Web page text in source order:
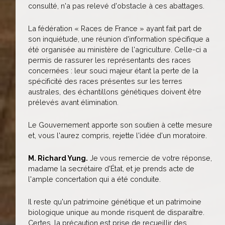
consulté, n'a pas relevé d'obstacle à ces abattages.
La fédération « Races de France » ayant fait part de
son inquiétude, une réunion d'information spécifique a
été organisée au ministère de l'agriculture. Celle-ci a
permis de rassurer les représentants des races
concernées : leur souci majeur étant la perte de la
spécificité des races présentes sur les terres
australes, des échantillons génétiques doivent être
prélevés avant élimination.
Le Gouvernement apporte son soutien à cette mesure
et, vous l'aurez compris, rejette l'idée d'un moratoire.
M. Richard Yung. Je vous remercie de votre réponse,
madame la secrétaire d'État, et je prends acte de
l'ample concertation qui a été conduite.
Il reste qu'un patrimoine génétique et un patrimoine
biologique unique au monde risquent de disparaître.
Certes, la précaution est prise de recueillir des